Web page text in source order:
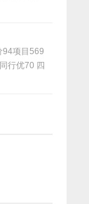
94项目569
行优70 四